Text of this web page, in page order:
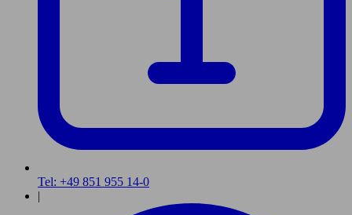
Tel: +49 851 955 14-0
|